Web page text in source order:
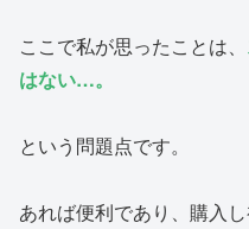
ここで私が思ったことは、
はない…。
という問題点です。
あれば便利であり、購入